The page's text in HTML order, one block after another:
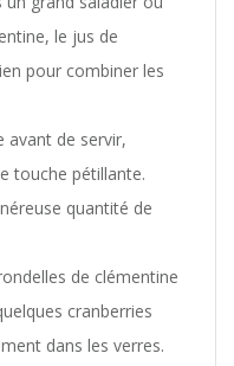
le jus de
pour combiner les
avant de servir,
touche pétillante.
quantité de
de clémentine
cranberries
dans les verres.